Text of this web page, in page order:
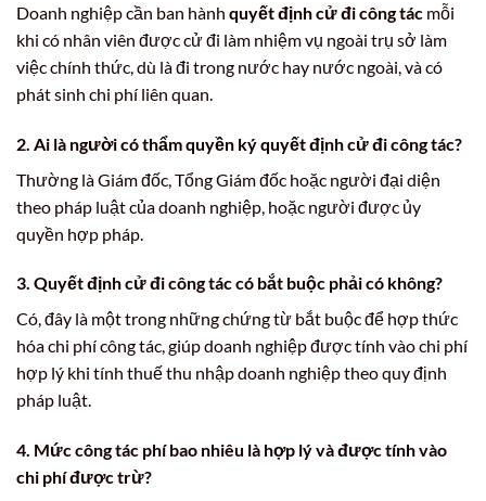
Doanh nghiệp cần ban hành quyết định cử đi công tác mỗi
khi có nhân viên được cử đi làm nhiệm vụ ngoài trụ sở làm
việc chính thức, dù là đi trong nước hay nước ngoài, và có
phát sinh chi phí liên quan.
2. Ai là người có thẩm quyền ký quyết định cử đi công tác?
Thường là Giám đốc, Tổng Giám đốc hoặc người đại diện
theo pháp luật của doanh nghiệp, hoặc người được ủy
quyền hợp pháp.
3. Quyết định cử đi công tác có bắt buộc phải có không?
Có, đây là một trong những chứng từ bắt buộc để hợp thức
hóa chi phí công tác, giúp doanh nghiệp được tính vào chi phí
hợp lý khi tính thuế thu nhập doanh nghiệp theo quy định
pháp luật.
4. Mức công tác phí bao nhiêu là hợp lý và được tính vào
chi phí được trừ?